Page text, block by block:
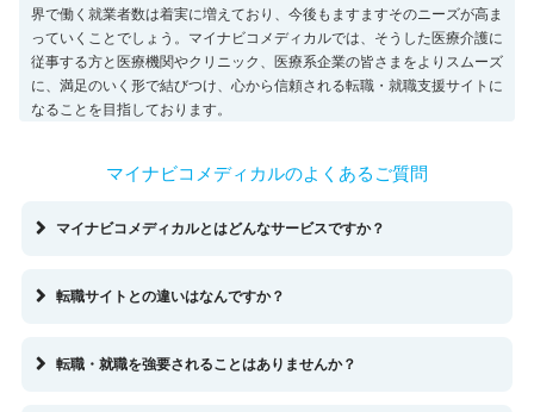
界で働く就業者数は着実に増えており、今後もますますそのニーズが高ま
っていくことでしょう。マイナビコメディカルでは、そうした医療介護に
従事する方と医療機関やクリニック、医療系企業の皆さまをよりスムーズ
に、満足のいく形で結びつけ、心から信頼される転職・就職支援サイトに
なることを目指しております。
マイナビコメディカルのよくあるご質問
マイナビコメディカルとはどんなサービスですか？
転職サイトとの違いはなんですか？
転職・就職を強要されることはありませんか？